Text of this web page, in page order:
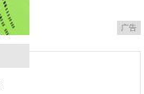
广告